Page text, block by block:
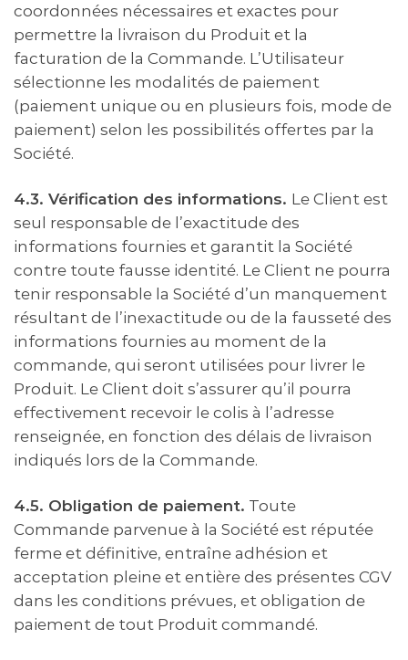
coordonnées nécessaires et exactes pour
permettre la livraison du Produit et la
facturation de la Commande. L’Utilisateur
sélectionne les modalités de paiement
(paiement unique ou en plusieurs fois, mode de
paiement) selon les possibilités offertes par la
Société.
4.3. Vérification des informations. Le Client est
seul responsable de l’exactitude des
informations fournies et garantit la Société
contre toute fausse identité. Le Client ne pourra
tenir responsable la Société d’un manquement
résultant de l’inexactitude ou de la fausseté des
informations fournies au moment de la
commande, qui seront utilisées pour livrer le
Produit. Le Client doit s’assurer qu’il pourra
effectivement recevoir le colis à l’adresse
renseignée, en fonction des délais de livraison
indiqués lors de la Commande.
4.5. Obligation de paiement. Toute
Commande parvenue à la Société est réputée
ferme et définitive, entraîne adhésion et
acceptation pleine et entière des présentes CGV
dans les conditions prévues, et obligation de
paiement de tout Produit commandé.